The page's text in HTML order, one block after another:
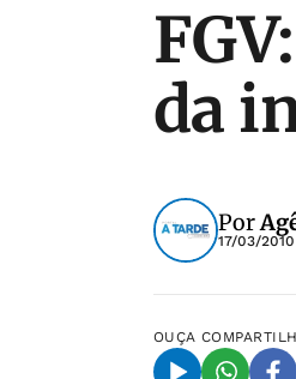
da
Por
17/03/
OUÇA